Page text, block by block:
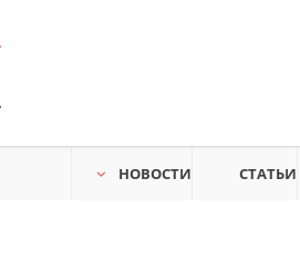
НОВОСТИ СТАТЬИ